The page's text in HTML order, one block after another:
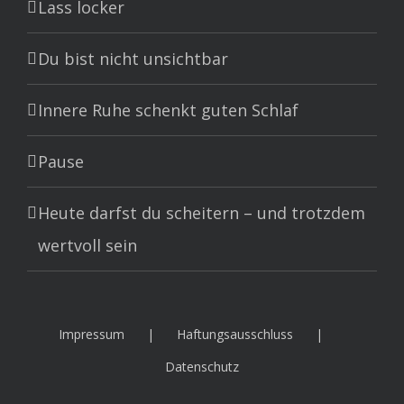
Lass locker
Du bist nicht unsichtbar
Innere Ruhe schenkt guten Schlaf
Pause
Heute darfst du scheitern – und trotzdem
wertvoll sein
Impressum
Haftungsausschluss
Datenschutz